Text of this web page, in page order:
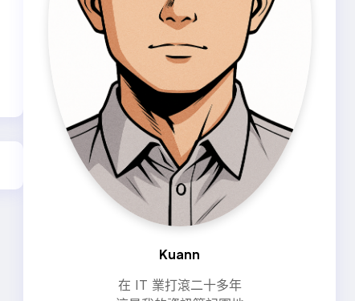
Kuann
在 IT 業打滾二十多年